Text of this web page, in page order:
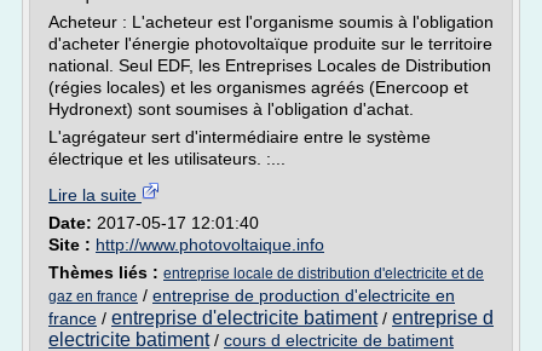
Acheteur : L'acheteur est l'organisme soumis à l'obligation
d'acheter l'énergie photovoltaïque produite sur le territoire
national. Seul EDF, les Entreprises Locales de Distribution
(régies locales) et les organismes agréés (Enercoop et
Hydronext) sont soumises à l'obligation d'achat.
L'agrégateur sert d'intermédiaire entre le système
électrique et les utilisateurs. :...
Lire la suite
Date: 2017-05-17 12:01:40
Site : http://www.photovoltaique.info
Thèmes liés : entreprise locale de distribution d'electricite et de
gaz en france / entreprise de production d'electricite en
france / entreprise d'electricite batiment/ entreprise d
electricite batiment/ cours d electricite de batiment